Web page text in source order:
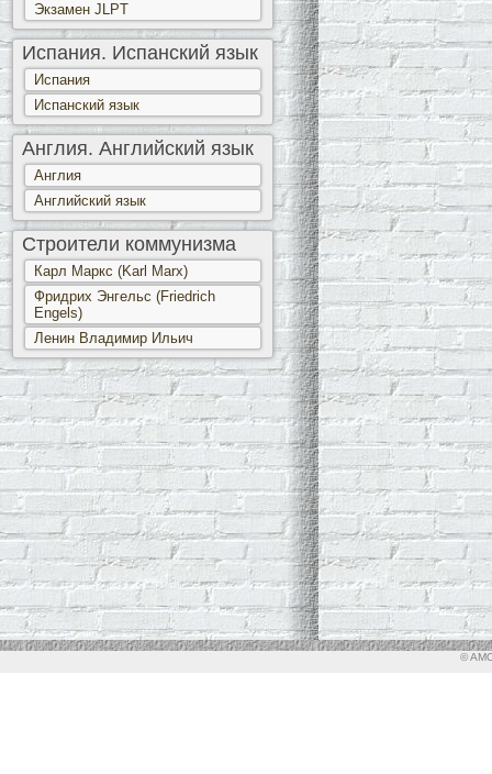
Экзамен JLPT
Испания. Испанский язык
Испания
Испанский язык
Англия. Английский язык
Англия
Английский язык
Строители коммунизма
Карл Маркс (Karl Marx)
Фридрих Энгельс (Friedrich
Engels)
Ленин Владимир Ильич
©